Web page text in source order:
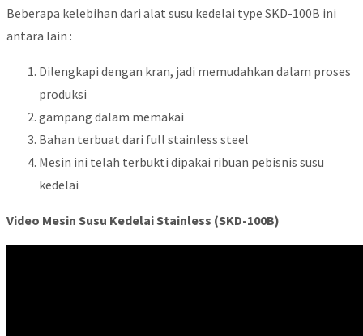
Beberapa kelebihan dari alat susu kedelai type SKD-100B ini
antara lain :
Dilengkapi dengan kran, jadi memudahkan dalam proses
produksi
gampang dalam memakai
Bahan terbuat dari full stainless steel
Mesin ini telah terbukti dipakai ribuan pebisnis susu
kedelai
Video Mesin Susu Kedelai Stainless (SKD-100B)